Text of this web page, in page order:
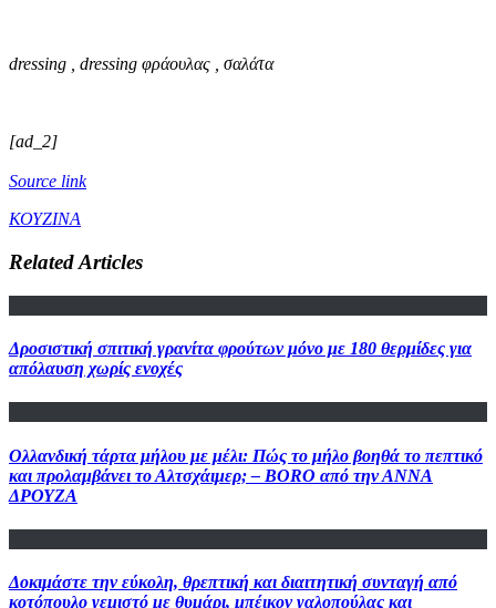
dressing , dressing φράουλας , σαλάτα
[ad_2]
Source link
ΚΟΥΖΙΝΑ
Related Articles
Δροσιστική σπιτική γρανίτα φρούτων μόνο με 180 θερμίδες για
απόλαυση χωρίς ενοχές
Ολλανδική τάρτα μήλου με μέλι: Πώς το μήλο βοηθά το πεπτικό
και προλαμβάνει το Αλτσχάιμερ; – BORO από την ΑΝΝΑ
ΔΡΟΥΖΑ
Δοκιμάστε την εύκολη, θρεπτική και διαιτητική συνταγή από
κοτόπουλο γεμιστό με θυμάρι, μπέικον γαλοπούλας και